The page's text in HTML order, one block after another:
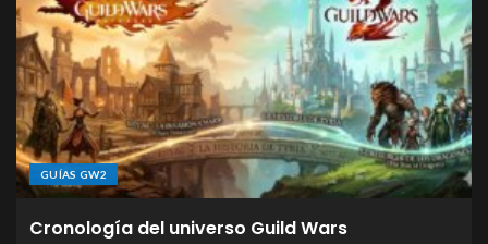
GUÍAS GW2
Cronología del universo Guild Wars